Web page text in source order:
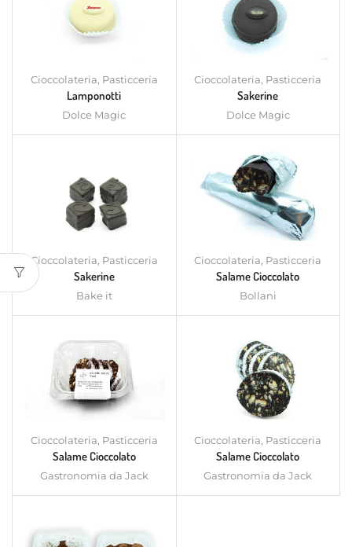
Cioccolateria, Pasticceria
Lamponotti
Dolce Magic
Cioccolateria, Pasticceria
Sakerine
Dolce Magic
Cioccolateria, Pasticceria
Sakerine
Bake it
Cioccolateria, Pasticceria
Salame Cioccolato
Bollani
Cioccolateria, Pasticceria
Salame Cioccolato
Gastronomia da Jack
Cioccolateria, Pasticceria
Salame Cioccolato
Gastronomia da Jack